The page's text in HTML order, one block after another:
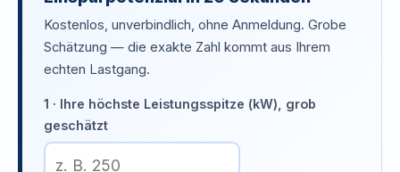
Kostenlos, unverbindlich, ohne Anmeldung. Grobe
Schätzung — die exakte Zahl kommt aus Ihrem
echten Lastgang.
1 · Ihre höchste Leistungsspitze (kW), grob
geschätzt